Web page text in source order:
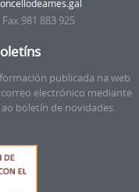
981 883 925
publicada na web
electrónico mediante
boletín de novidades.